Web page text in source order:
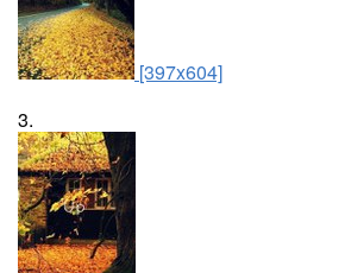
[397x604]
3.